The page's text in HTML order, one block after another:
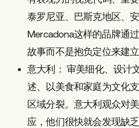
泰罗尼亚、巴斯克地区、
Mercadona这样的品牌通
故事而不是抱负定位来建立
意大利： 审美细化、设计
述、以美食和家庭为文化
区域分裂。意大利观众对
应，他们很快就会发现缺